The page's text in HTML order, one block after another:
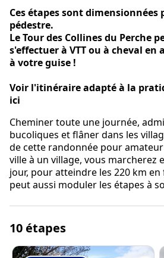
Ces étapes sont
pédestre.
Le Tour des Collines du Perche
s'effectuer à VTT ou à cheval en
à votre guise !
Voir l'itinéraire adapté à la
ici
Cheminer toute une journée,
bucoliques et flâner dans les
de cette randonnée pour amateur
ville à un village, vous marcherez
jour, pour atteindre les 220 km en
peut aussi moduler les étapes à
10 étapes